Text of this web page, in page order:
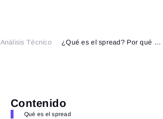
Análisis Técnico ¿Qué es el spread? Por qué se expande y cómo utilizarlo
Contenido
Qué es el spread